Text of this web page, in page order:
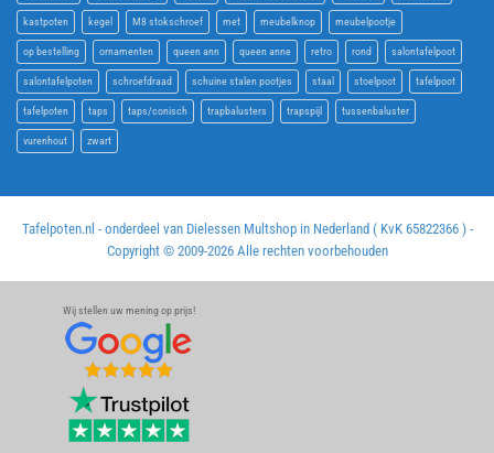
kastpoten kegel M8 stokschroef met meubelknop meubelpootje
op bestelling ornamenten queen ann queen anne retro rond salontafelpoot
salontafelpoten schroefdraad schuine stalen pootjes staal stoelpoot tafelpoot
tafelpoten taps taps/conisch trapbalusters trapspijl tussenbaluster
vurenhout zwart
Tafelpoten.nl - onderdeel van Dielessen Multshop in Nederland ( KvK 65822366 ) -
Copyright © 2009-2026 Alle rechten voorbehouden
Wij stellen uw mening op prijs!